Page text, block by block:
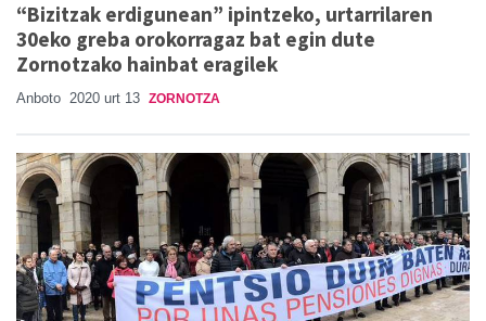
“Bizitzak erdigunean” ipintzeko, urtarrilaren
30eko greba orokorragaz bat egin dute
Zornotzako hainbat eragilek
Anboto 2020 urt 13 ZORNOTZA